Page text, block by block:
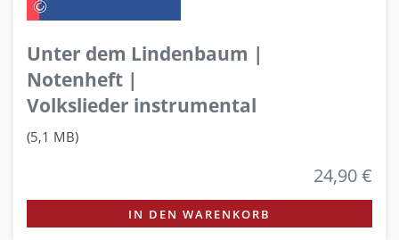
Unter dem Lindenbaum |
Notenheft |
Volkslieder instrumental
(5,1 MB)
24,90 €
IN DEN WARENKORB